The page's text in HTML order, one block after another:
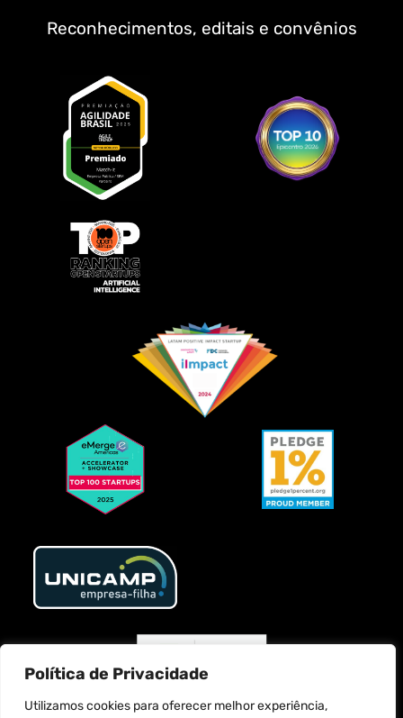
Política de Privacidade
Utilizamos cookies para oferecer melhor experiência,
Reconhecimentos, editais e convênios